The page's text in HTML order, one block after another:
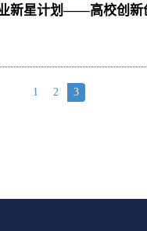
新星计划——高校创新
1 2 3